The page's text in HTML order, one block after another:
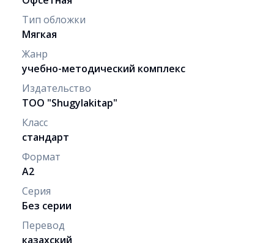
Тип обложки
Мягкая
Жанр
учебно-методический комплекс
Издательство
ТОО "Shugylakіtap"
Класс
стандарт
Формат
A2
Серия
Без серии
Перевод
казахский